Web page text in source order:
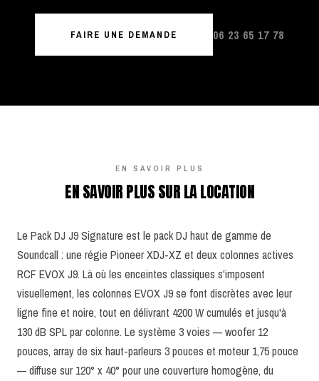
FAIRE UNE DEMANDE 06 23 65 17 78
EN SAVOIR PLUS
EN SAVOIR PLUS SUR LA LOCATION
Le Pack DJ J9 Signature est le pack DJ haut de gamme de
Soundcall : une régie Pioneer XDJ-XZ et deux colonnes actives
RCF EVOX J9. Là où les enceintes classiques s'imposent
visuellement, les colonnes EVOX J9 se font discrètes avec leur
ligne fine et noire, tout en délivrant 4200 W cumulés et jusqu'à
130 dB SPL par colonne. Le système 3 voies — woofer 12
pouces, array de six haut-parleurs 3 pouces et moteur 1,75 pouce
— diffuse sur 120° x 40° pour une couverture homogène, du